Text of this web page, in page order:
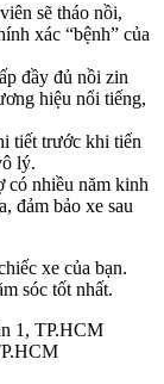
sẽ tháo nồi,
xác “bệnh” của
đầy đủ nồi zin
hiệu nổi tiếng,
tiết trước khi tiến
lý.
có nhiều năm kinh
đảm bảo xe sau
xe của bạn.
sóc tốt nhất.
1, TP.HCM